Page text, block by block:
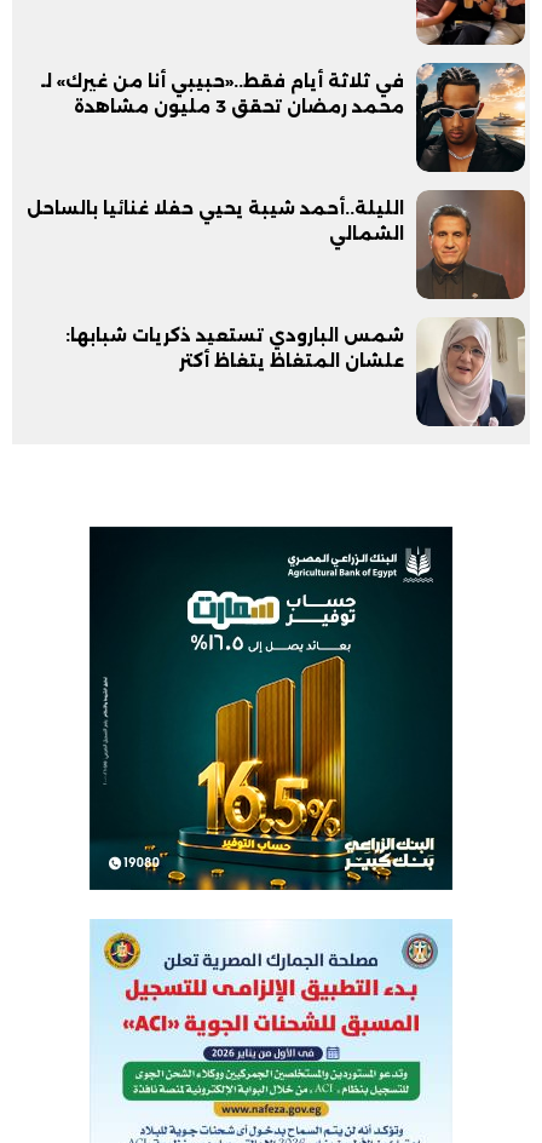
في ثلاثة أيام فقط..«حبيبي أنا من غيرك» لـ
محمد رمضان تحقق 3 مليون مشاهدة
الليلة..أحمد شيبة يحيي حفلا غنائيا بالساحل
الشمالي
شمس البارودي تستعيد ذكريات شبابها:
علشان المتغاظ يتغاظ أكتر